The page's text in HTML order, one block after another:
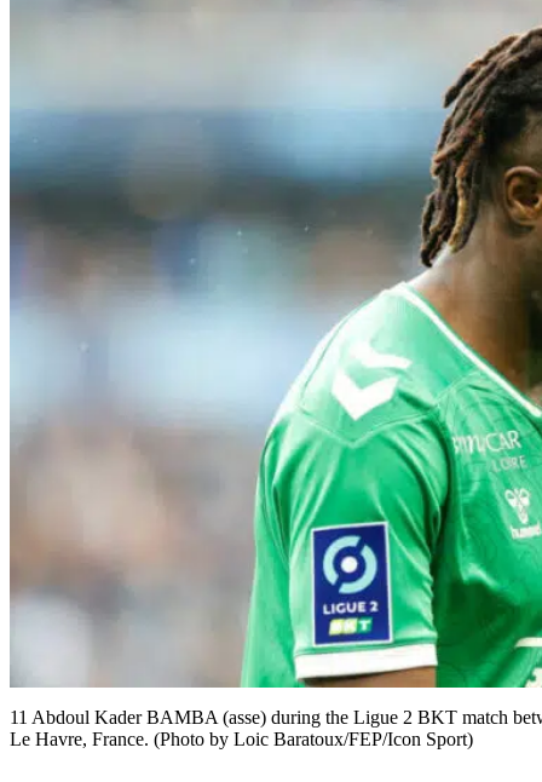
11 Abdoul Kader BAMBA (asse) during the Ligue 2 BKT match
Le Havre, France. (Photo by Loic Baratoux/FEP/Icon Sport)